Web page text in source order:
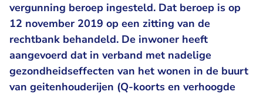
vergunning beroep ingesteld. Dat beroep is op
12 november 2019 op een zitting van de
rechtbank behandeld. De inwoner heeft
aangevoerd dat in verband met nadelige
gezondheidseffecten van het wonen in de buurt
van geitenhouderijen (Q-koorts en verhoogde